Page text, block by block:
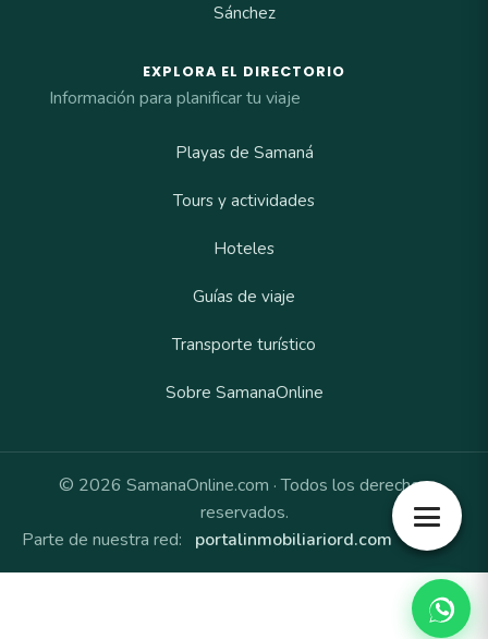
Sánchez
EXPLORA EL DIRECTORIO
Información para planificar tu viaje
Playas de Samaná
Tours y actividades
Hoteles
Guías de viaje
Transporte turístico
Sobre SamanaOnline
© 2026 SamanaOnline.com · Todos los derechos
reservados.
Parte de nuestra red:
portalinmobiliariord.com